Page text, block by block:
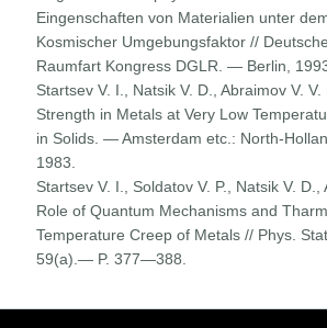
Eingenschaften von Materialien unter
Kosmischer Umgebungsfaktor //
Raumfart Kongress DGLR. — Berlin,
Startsev V. I., Natsik V. D., Abraimov V.
Strength in Metals at Very Low
in Solids. — Amsterdam etc.: North-
1983.
Startsev V. I., Soldatov V. P., Natsik V. D.,
Role of Quantum Mechanisms and
Tempe­rature Creep of Metals // Phys.
59(a).— P. 377—388.